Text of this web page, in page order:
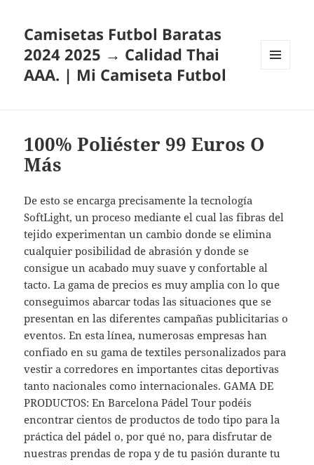
Camisetas Futbol Baratas
2024 2025 → Calidad Thai
AAA. | Mi Camiseta Futbol
100% Poliéster 99 Euros O
Más
De esto se encarga precisamente la tecnología
SoftLight, un proceso mediante el cual las fibras del
tejido experimentan un cambio donde se elimina
cualquier posibilidad de abrasión y donde se
consigue un acabado muy suave y confortable al
tacto. La gama de precios es muy amplia con lo que
conseguimos abarcar todas las situaciones que se
presentan en las diferentes campañas publicitarias o
eventos. En esta línea, numerosas empresas han
confiado en su gama de textiles personalizados para
vestir a corredores en importantes citas deportivas
tanto nacionales como internacionales. GAMA DE
PRODUCTOS: En Barcelona Pádel Tour podéis
encontrar cientos de productos de todo tipo para la
práctica del pádel o, por qué no, para disfrutar de
nuestras prendas de ropa y de tu pasión durante tu